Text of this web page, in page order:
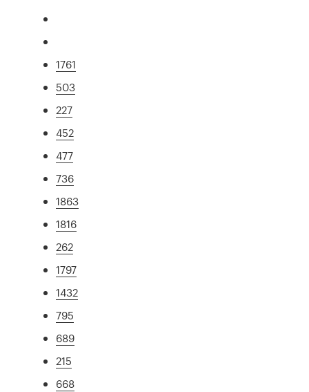
1761
503
227
452
477
736
1863
1816
262
1797
1432
795
689
215
668